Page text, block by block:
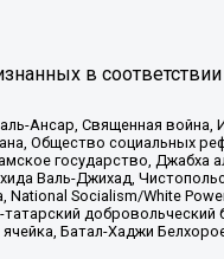
в соответствии
Ансар, Священная война,
Общество социальных
государство, Джабха
Валь-Джихад,
Socialism/White
Батал-Хаджи